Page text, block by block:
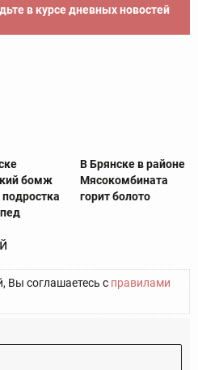
в курсе дневных новостей
бомж
подростка
В Брянске в районе
Мясокомбината
горит болото
Вы соглашаетесь с правилами